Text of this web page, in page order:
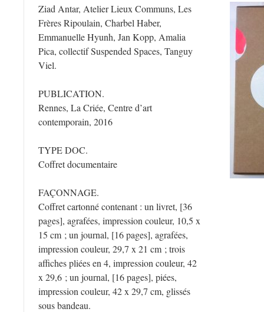
Ziad Antar, Atelier Lieux Communs, Les
Frères Ripoulain, Charbel Haber,
Emmanuelle Hyunh, Jan Kopp, Amalia
Pica, collectif Suspended Spaces, Tanguy
Viel.
PUBLICATION.
Rennes, La Criée, Centre d’art
contemporain, 2016
TYPE DOC.
Coffret documentaire
FAÇONNAGE.
Coffret cartonné contenant : un livret, [36
pages], agrafées, impression couleur, 10,5 x
15 cm ; un journal, [16 pages], agrafées,
impression couleur, 29,7 x 21 cm ; trois
affiches pliées en 4, impression couleur, 42
x 29,6 ; un journal, [16 pages], piées,
impression couleur, 42 x 29,7 cm, glissés
sous bandeau.